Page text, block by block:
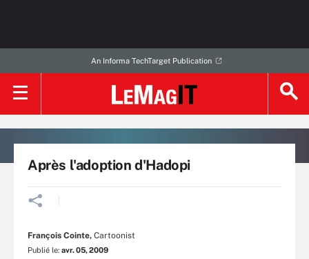
An Informa TechTarget Publication
Après l'adoption d'Hadopi
François Cointe, Cartoonist
Publié le: avr. 05, 2009